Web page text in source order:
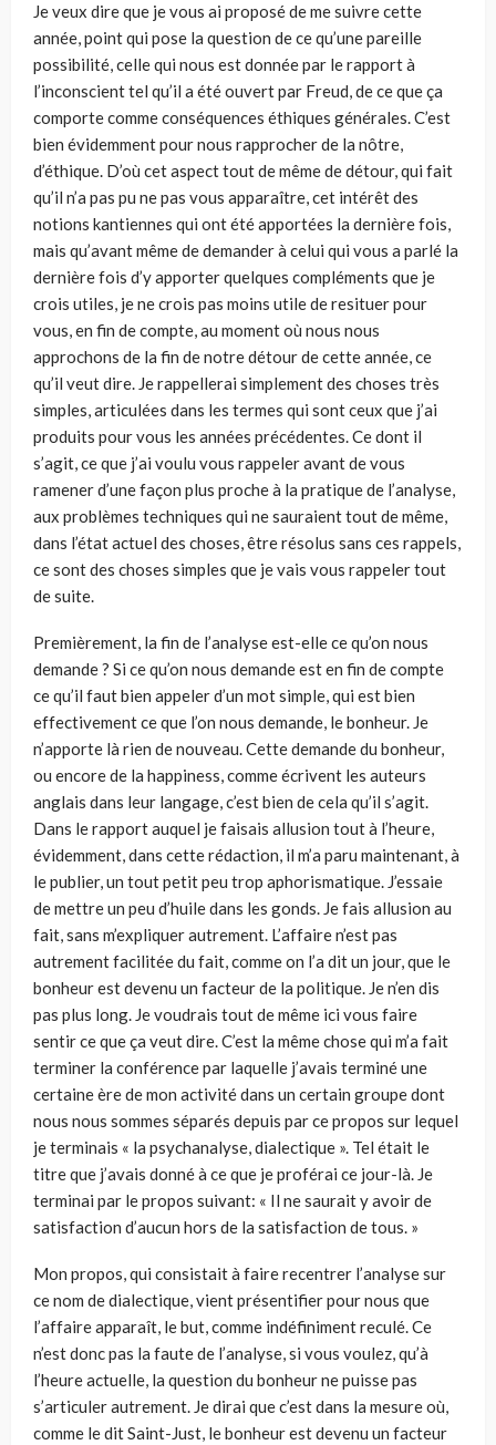
Je veux dire que je vous ai proposé de me suivre cette
année, point qui pose la question de ce qu’une pareille
possibilité, celle qui nous est donnée par le rapport à
l’inconscient tel qu’il a été ouvert par Freud, de ce que ça
comporte comme conséquences éthiques générales. C’est
bien évi­demment pour nous rapprocher de la nôtre,
d’éthique. D’où cet aspect tout de même de détour, qui fait
qu’il n’a pas pu ne pas vous apparaître, cet intérêt des
notions kantiennes qui ont été apportées la dernière fois,
mais qu’avant même de demander à celui qui vous a parlé la
dernière fois d’y apporter quelques compléments que je
crois utiles, je ne crois pas moins utile de resituer pour
vous, en fin de compte, au moment où nous nous
approchons de la fin de notre détour de cette année, ce
qu’il veut dire. Je rappellerai simplement des choses très
simples, articulées dans les termes qui sont ceux que j’ai
produits pour vous les années précé­dentes. Ce dont il
s’agit, ce que j’ai voulu vous rappeler avant de vous
ramener d’une façon plus proche à la pratique de l’analyse,
aux problèmes techniques qui ne sauraient tout de même,
dans l’état actuel des choses, être résolus sans ces rappels,
ce sont des choses simples que je vais vous rappeler tout
de suite.
Premièrement, la fin de l’analyse est-elle ce qu’on nous
demande ? Si ce qu’on nous demande est en fin de compte
ce qu’il faut bien appeler d’un mot simple, qui est bien
effectivement ce que l’on nous demande, le bon­heur. Je
n’apporte là rien de nouveau. Cette demande du bonheur,
ou encore de la happiness, comme écrivent les auteurs
anglais dans leur lan­gage, c’est bien de cela qu’il s’agit.
Dans le rapport auquel je faisais allu­sion tout à l’heure,
évidemment, dans cette rédaction, il m’a paru main­tenant, à
le publier, un tout petit peu trop aphorismatique. J’essaie
de mettre un peu d’huile dans les gonds. Je fais allusion au
fait, sans m’ex­pliquer autrement. L’affaire n’est pas
autrement facilitée du fait, comme on l’a dit un jour, que le
bonheur est devenu un facteur de la politique. Je n’en dis
pas plus long. Je voudrais tout de même ici vous faire
sentir ce que ça veut dire. C’est la même chose qui m’a fait
terminer la conférence par laquelle j’avais terminé une
certaine ère de mon activité dans un certain groupe dont
nous nous sommes séparés depuis par ce propos sur lequel
je terminais « la psychanalyse, dialectique ». Tel était le
titre que j’avais donné à ce que je proférai ce jour-là. Je
terminai par le propos suivant: « Il ne saurait y avoir de
satisfaction d’aucun hors de la satisfaction de tous. »
Mon propos, qui consistait à faire recentrer l’analyse sur
ce nom de dia­lectique, vient présentifier pour nous que
l’affaire apparaît, le but, comme indéfiniment reculé. Ce
n’est donc pas la faute de l’analyse, si vous vou­lez, qu’à
l’heure actuelle, la question du bonheur ne puisse pas
s’articuler autrement. Je dirai que c’est dans la mesure où,
comme le dit Saint-Just, le bonheur est devenu un facteur